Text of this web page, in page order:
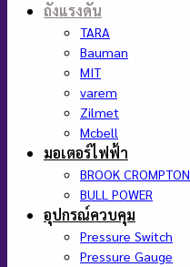
ถังแรงดัน
TARA
Bauman
MIT
varem
Zilmet
Mcbell
มอเตอร์ไฟฟ้า
BROOK CROMPTON
BULL POWER
อุปกรณ์ควบคุม
Pressure Switch
Pressure Gauge